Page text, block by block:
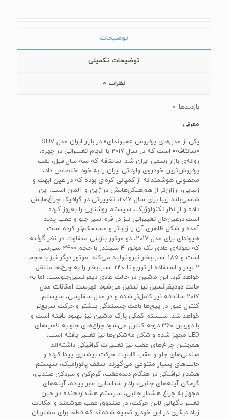
توضیحات
توضیحات تکمیلی
نظرات 0
بازدیدها: 0
معرفی
یکی از مدل‌های پرفروش «هیوندای» در بازار ایران مدل SUV
«سانتافه» است که در سال 2017 با انجام تغییراتی در چهره،
روانه‌ی بازار رسمی ایران شد. سانتافه که سه سال قبل، لقب
پرفروش‌ترین خودروی وارداتی ایران را به خود اختصاص داد،
محصولی هوشمندانه از کمپانی کره‌ای بوده که در عین ابهت و
زیبایی، ارزان‌تر از هم‌هیکل‌هایش در ژاپن و آلمان است. این
شاسی‌بلند زیبا برای سال 2017، تغییراتی در گرافیک چراغ‌هایش
داده و از نظر تکنولوژیک، سیستم روشنایی را به‌روز کرده
است.درعین‌حال تغییراتی نیز در فرم سپر جلو و عقب پدید
آمده و شکل ظاهری آن را زیباتر و مستحکم‌تر کرده است.
هیوندای برای مدل 2017، دو موتور بنزینی متفاوت در نظر گرفته
که نمونه‌ی عادی یک موتور 4 سیلندر با حجم 2400 سی‌سی
است و 185 اسب‌بخار نیرو تولید می‌کند. موتور دیگر نیز با حجم
2 لیتر و استفاده از توربو تا 240 اسب‌‎بخار را به چرخ‌ها منتقل
خواهد کرد. این ماشین در حالت عادی دیفرانسیل‌جلوست؛ اما به
حالت دودیفرانسیل نیز تبدیل می‌شود. فهرست امکانات مدل
2017 سانتافه نیز کامل‌تر شده و در مدل سفارشی، سیستم
کنترل عبور در پیچ‌ها باعث چسبندگی بیشتر و حرکت سریع‌تر
خواهد شد. سیستم کمکی پارک ماشین نیز بهبود یافته است و
با دوربین‌ 360 درجه کنترل می‌شود.چراغ‌های جلو به لامپ‌های
LED مجهز شده و شکل مه‌شکن‌ها نیز تغییر یافته است؛
همچنین چراغ‌‌های عقب نیز تغییرات گرافیکی داشته‌اند.
صندلی‌های جلو و عقب قابلیت حرکت بیشتری پیدا کرده و
حالت‌های بسیار متنوعی می‌گیرند. سقف پانورامیک، سیستم
هشدار ترافیکی در هنگام دنده‌عقب، گرم‌کن و سردکن صندلی،
گرم‌کن آینه‌های جانبی، رادار شناسایی عابر پیاده، آینه‌های
مجهز به چراغ هشدار جانبی، سیستم هشداردهنده در حین
تغییر ناگهانی لاین حرکت، در صندوق عقب هوشمند و امکانات
زیاد دیگری در این خودرو تعبیه شده‌اند که قطعا برای مشتریان